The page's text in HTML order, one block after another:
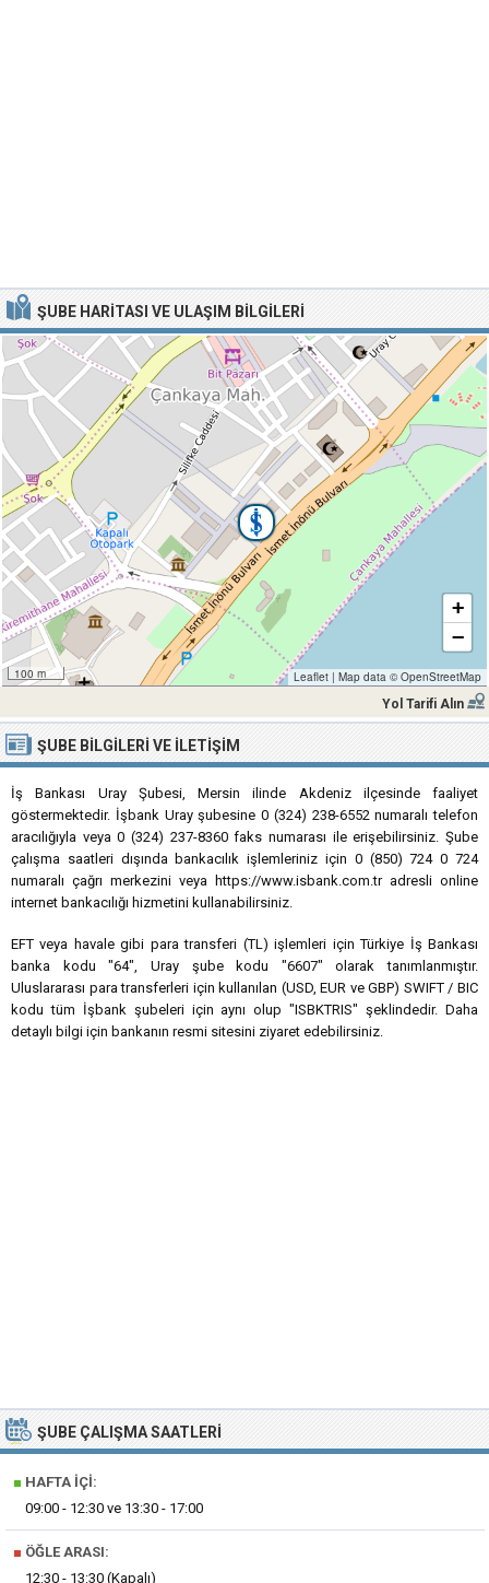
ŞUBE HARITASI VE ULAŞIM BILGILERI
100 m
+
−
Leaflet | Map data © OpenStreetMap
Yol Tarifi Alın
ŞUBE BILGILERI VE İLETIŞIM
İş Bankası Uray Şubesi, Mersin ilinde Akdeniz ilçesinde faaliyet
göstermektedir. İşbank Uray şubesine 0 (324) 238-6552 numaralı telefon
aracılığıyla veya 0 (324) 237-8360 faks numarası ile erişebilirsiniz. Şube
çalışma saatleri dışında bankacılık işlemleriniz için 0 (850) 724 0 724
numaralı çağrı merkezini veya https://www.isbank.com.tr adresli online
internet bankacılığı hizmetini kullanabilirsiniz.
EFT veya havale gibi para transferi (TL) işlemleri için Türkiye İş Bankası
banka kodu "64", Uray şube kodu "6607" olarak tanımlanmıştır.
Uluslararası para transferleri için kullanılan (USD, EUR ve GBP) SWIFT / BIC
kodu tüm İşbank şubeleri için aynı olup "ISBKTRIS" şeklindedir. Daha
detaylı bilgi için bankanın resmi sitesini ziyaret edebilirsiniz.
ŞUBE ÇALIŞMA SAATLERI
■ HAFTA İÇI:
09:00 - 12:30 ve 13:30 - 17:00
■ ÖĞLE ARASI:
12:30 - 13:30 (Kapalı)